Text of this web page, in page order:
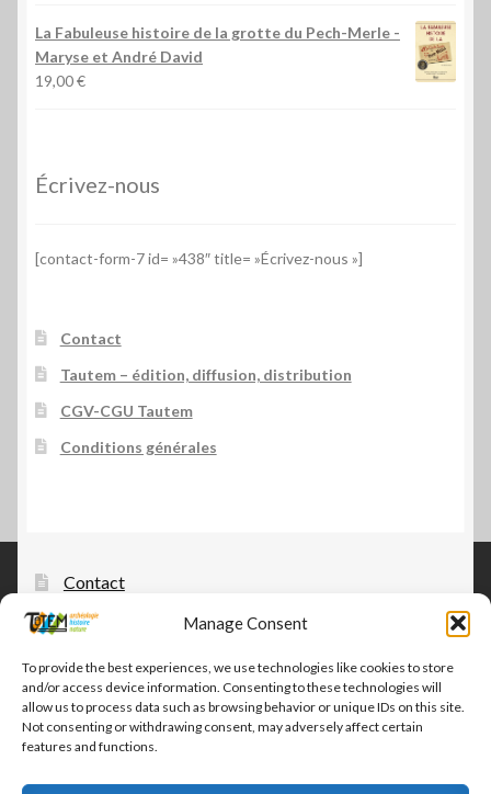
Manage Consent
To provide the best experiences, we use technologies like cookies to store
and/or access device information. Consenting to these technologies will
allow us to process data such as browsing behavior or unique IDs on this site.
Not consenting or withdrawing consent, may adversely affect certain
features and functions.
La Fabuleuse histoire de la grotte du Pech-Merle -
Maryse et André David
19,00€
Écrivez-nous
[contact-form-7 id= »438″ title= »Écrivez-nous »]
Contact
Tautem – édition, diffusion, distribution
CGV-CGU Tautem
Conditions générales
Contact
Tautem – édition, diffusion, distribution
CGV-CGU Tautem
Conditions générales